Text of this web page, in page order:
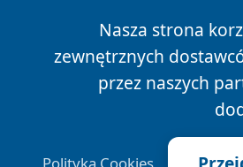
Nasza strona
zewnętrznych
przez naszych
Polityka Cookies